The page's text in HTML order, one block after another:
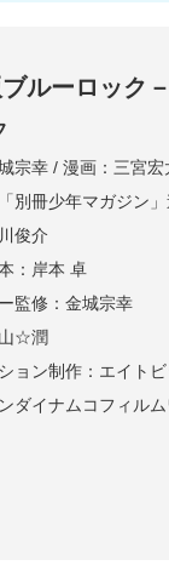
ルーロック
宗幸 / 漫画：三宮
別冊少年マガジン」
俊介
：岸本 卓
監修：金城宗幸
☆潤
ョン制作：エイトビ
ダイナムコフィル